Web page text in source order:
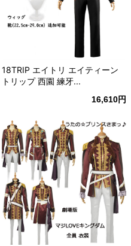
18TRIP エイトリ エイティーン
トリップ 西園 練牙...
16,610円